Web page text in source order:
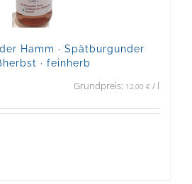
Hamm · Spätburgunder
· feinherb
Grundpreis: 12,00 € / l